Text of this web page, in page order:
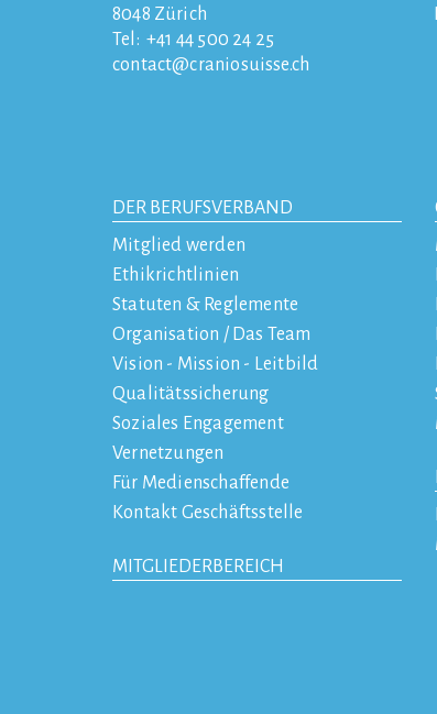
8048 Zürich
Tel: +41 44 500 24 25
contact
craniosuisse.ch
DER BERUFSVERBAND
Mitglied werden
Ethikrichtlinien
Statuten & Reglemente
Organisation / Das Team
Vision - Mission - Leitbild
Qualitätssicherung
Soziales Engagement
Vernetzungen
Für Medienschaffende
Kontakt Geschäftsstelle
MITGLIEDERBEREICH